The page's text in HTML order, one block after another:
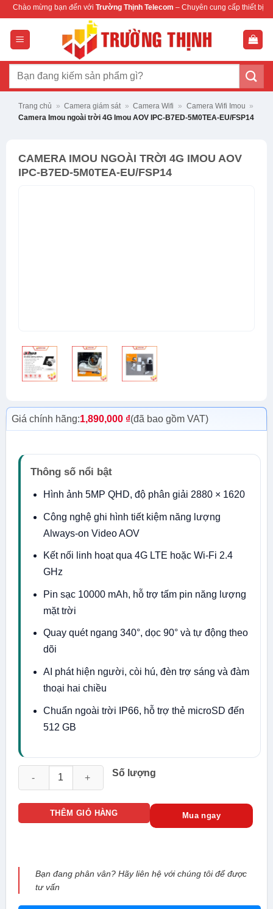
dung
bạn đến vớiTrường Thịnh Telecom– Chuyên cung cấp thiết bị mạng & camera
Tìm
Trang chủ » Camera giám sát » Camera Wifi » Camera Wifi Imou »
Camera Imou ngoài trời 4G Imou AOV IPC-B7ED-5M0TEA-EU/FSP14
CAMERA IMOU NGOÀI TRỜI 4G IMOU AOV
IPC-B7ED-5M0TEA-EU/FSP14
Giá chính hãng:1,890,000 ₫(đã bao gồm VAT)
Thông số nổi bật
Hình ảnh 5MP QHD, độ phân giải 2880 × 1620
Công nghệ ghi hình tiết kiệm năng lượng
Always-on Video AOV
Kết nối linh hoạt qua 4G LTE hoặc Wi-Fi 2.4
GHz
Pin sạc 10000 mAh, hỗ trợ tấm pin năng lượng
mặt trời
Quay quét ngang 340°, dọc 90° và tự động theo
dõi
AI phát hiện người, còi hú, đèn trợ sáng và đàm
thoại hai chiều
Chuẩn ngoài trời IP66, hỗ trợ thẻ microSD đến
512 GB
Số lượng
Camera Imou ngoài trời 4G Imou AOV IPC-B7ED-5M0TEA-
THÊM GIỎ HÀNG Mua ngay
Bạn đang phân vân? Hãy liên hệ với chúng tôi để được
tư vấn